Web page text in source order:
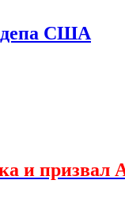
США
и призвал